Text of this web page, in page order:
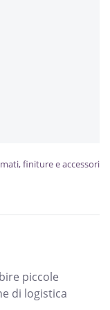
finiture e accessori
piccole
di logistica